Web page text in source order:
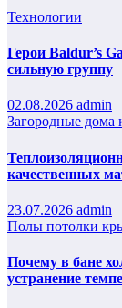
Технологии
Герои Baldur’s
сильную группу
02.08.2026 admin
Загородные дома
качественных
23.07.2026 admin
Полы потолки
Почему в бане
устранение